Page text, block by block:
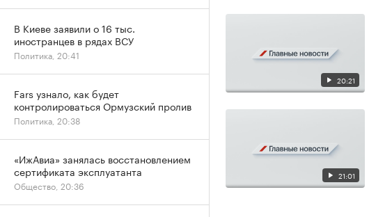
20:21
21:01
В Киеве заявили о 16 тыс.
иностранцев в рядах ВСУ
Политика, 20:41
Fars узнало, как будет
контролироваться Ормузский пролив
Политика, 20:38
«ИжАвиа» занялась восстановлением
сертификата эксплуатанта
Общество, 20:36